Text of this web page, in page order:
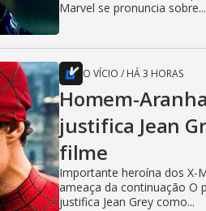
Marvel se pronuncia sobre...
O VÍCIO / HÁ 3 HORAS
Homem-
justifica Jean
filme
Importante heroína dos X-
ameaça da continuação O
justifica Jean Grey como...